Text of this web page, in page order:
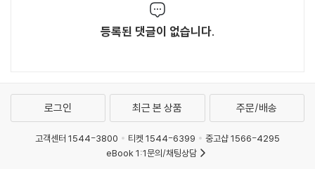
등록된 댓글이 없습니다.
로그인 최근 본 상품 주문/배송
고객센터 1544-3800 티켓 1544-6399
중고샵 1566-4295
eBook 1:1문의/채팅상담